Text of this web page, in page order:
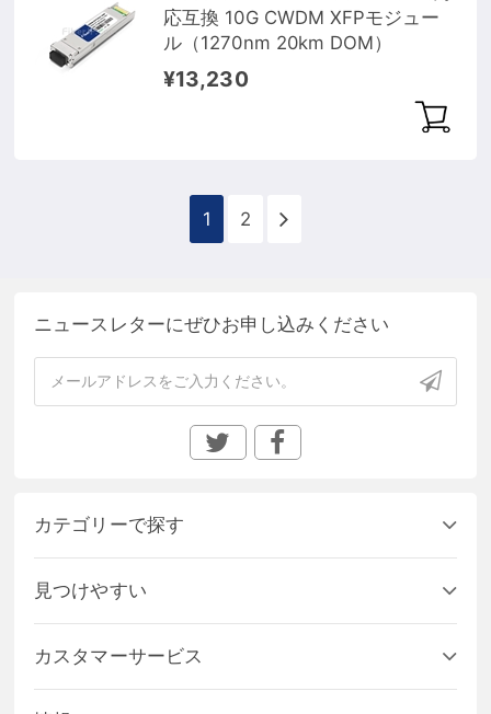
応互換 10G CWDM XFPモジュー
ル（1270nm 20km DOM）
¥13,230
1 2
ニュースレターにぜひお申し込みください
カテゴリーで探す
見つけやすい
カスタマーサービス